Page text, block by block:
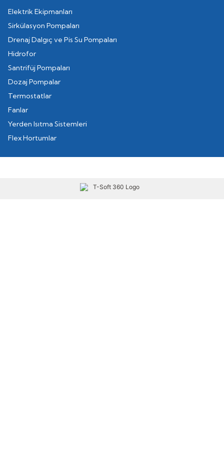
Elektrik Ekipmanları
Sirkülasyon Pompaları
Drenaj Dalgıç ve Pis Su Pompaları
Hidrofor
Santrifüj Pompaları
Dozaj Pompalar
Termostatlar
Fanlar
Yerden Isıtma Sistemleri
Flex Hortumlar